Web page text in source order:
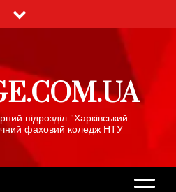
підрозділ "Харківський
фаховий коледж НТУ